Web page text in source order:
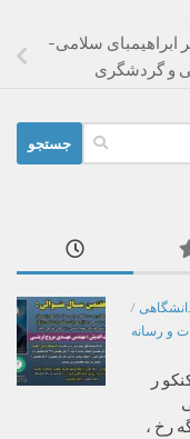
ابراهیمبای سلامی-
و گردشگری
دانشگاهی /
و رسانه
ر
رخ ،